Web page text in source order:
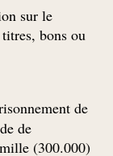
sur le
bons ou
de
de
(300.000)